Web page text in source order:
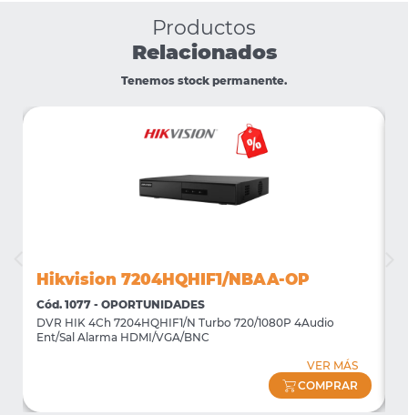
Productos
Relacionados
Tenemos stock permanente.
Hikvision 7204HQHIF1/NBAA-OP
Cód. 1077 - OPORTUNIDADES
DVR HIK 4Ch 7204HQHIF1/N Turbo 720/1080P 4Audio
Ent/Sal Alarma HDMI/VGA/BNC
VER MÁS
COMPRAR